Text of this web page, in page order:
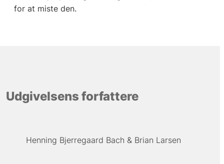
for at miste den.
Udgivelsens forfattere
Henning Bjerregaard Bach Brian Larsen